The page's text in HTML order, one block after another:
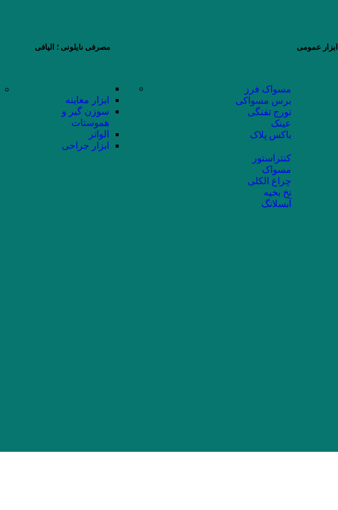
ابزار عمومی مصرفی نایلونی ؛ الیافی
مسواک فرز
برس مسواکی
تورج تفنگی
عینک
باکس پلاک
کنتراستور
مسواک
چراغ الکلی
نخ بخیه
آبسلانگ
ابزار معاینه
سوزن گیر و
هموستات
الواتر
ابزار جراحی